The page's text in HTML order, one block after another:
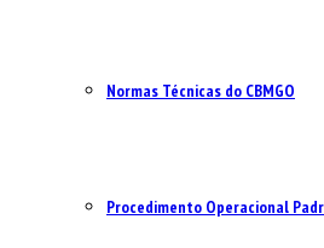
Normas Técnicas do CBMGO
Procedimento Operacional